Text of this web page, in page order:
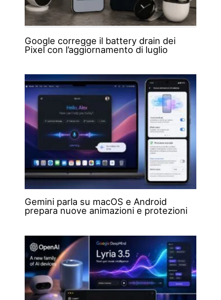
Google corregge il battery drain dei
Pixel con l’aggiornamento di luglio
Gemini parla su macOS e Android
prepara nuove animazioni e protezioni